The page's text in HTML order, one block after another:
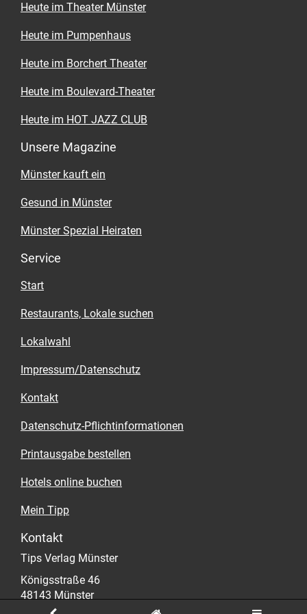
Heute im Theater Münster
Heute im Pumpenhaus
Heute im Borchert Theater
Heute im Boulevard-Theater
Heute im HOT JAZZ CLUB
Unsere Magazine
Münster kauft ein
Gesund in Münster
Münster Spezial Heiraten
Service
Start
Restaurants, Lokale suchen
Lokalwahl
Impressum/Datenschutz
Kontakt
Datenschutz-Pflichtinformationen
Printausgabe bestellen
Hotels online buchen
Mein Tipp
Kontakt
Tips Verlag Münster
Königsstraße 46
48143 Münster